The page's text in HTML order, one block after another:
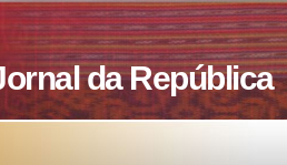
da República